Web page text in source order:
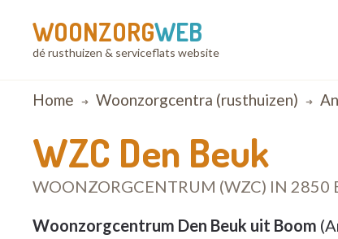
WOONZORGWEB
dé rusthuizen & serviceflats website
Breadcrumb
Home Woonzorgcentra (rusthuizen)
WZC Den Beuk
WOONZORGCENTRUM (WZC) IN 2850
Woonzorgcentrum Den Beuk uit Boom